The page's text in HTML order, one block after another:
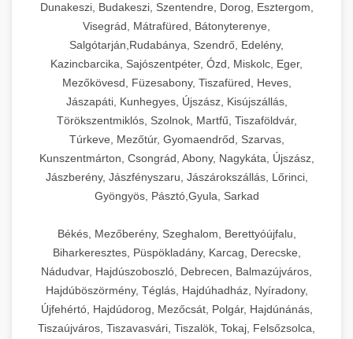
Dunakeszi, Budakeszi, Szentendre, Dorog, Esztergom,
Visegrád, Mátrafüred, Bátonyterenye,
Salgótarján,Rudabánya, Szendrő, Edelény,
Kazincbarcika, Sajószentpéter, Ózd, Miskolc, Eger,
Mezőkövesd, Füzesabony, Tiszafüred, Heves,
Jászapáti, Kunhegyes, Újszász, Kisújszállás,
Törökszentmiklós, Szolnok, Martfű, Tiszaföldvár,
Túrkeve, Mezőtúr, Gyomaendrőd, Szarvas,
Kunszentmárton, Csongrád, Abony, Nagykáta, Újszász,
Jászberény, Jászfényszaru, Jászárokszállás, Lőrinci,
Gyöngyös, Pásztó,Gyula, Sarkad
Békés, Mezőberény, Szeghalom, Berettyóújfalu,
Biharkeresztes, Püspökladány, Karcag, Derecske,
Nádudvar, Hajdúszoboszló, Debrecen, Balmazújváros,
Hajdúböszörmény, Téglás, Hajdúhadház, Nyíradony,
Újfehértó, Hajdúdorog, Mezőcsát, Polgár, Hajdúnánás,
Tiszaújváros, Tiszavasvári, Tiszalök, Tokaj, Felsőzsolca,